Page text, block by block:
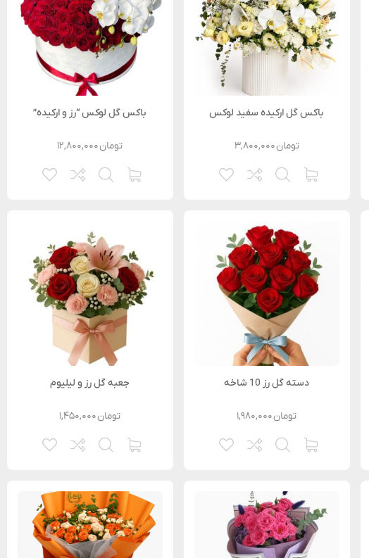
باکس گل ارکیده سفید لوکس
۳,۸۰۰,۰۰۰تومان
باکس گل لوکس “رز و ارکیده”
۱۲,۸۰۰,۰۰۰تومان
دسته گل رز 10 شاخه
۱,۹۸۰,۰۰۰تومان
جعبه گل رز و لیلیوم
۱,۴۵۰,۰۰۰تومان